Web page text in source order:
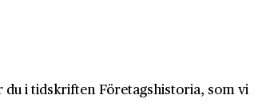
i tidskriften Företagshistoria, som vi